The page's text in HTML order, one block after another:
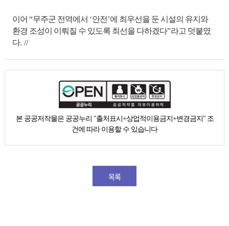
이어 “무주군 전역에서 ‘안전’에 최우선을 둔 시설의 유지와
환경 조성이 이뤄질 수 있도록 최선을 다하겠다”라고 덧붙였
다. //
본 공공저작물은 공공누리 "출처표시+상업적이용금지+변경금지" 조
건에 따라 이용할 수 있습니다
목록